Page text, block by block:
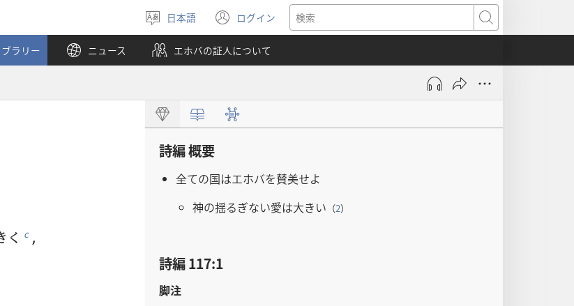
言
語
を
選
日本語 ログイン
（新
し
い
タ
で
く）
検
索
ラリー ニュース エホバの証人について
く c ，
詩編 概要
全ての国はエホバを賛美せよ
神の揺るぎない愛は大きい （2）
詩編 117:1
脚注